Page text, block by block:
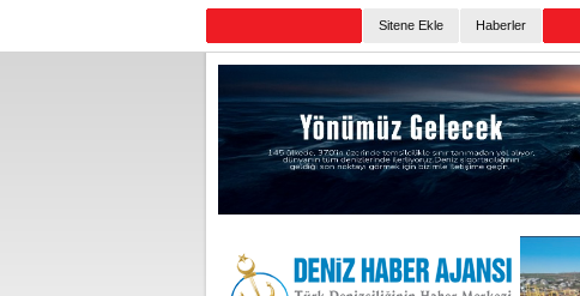
Sitene Ekle Haberler